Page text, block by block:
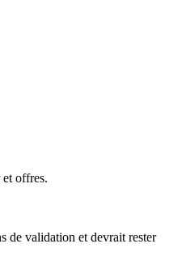
et offres.
de validation et devrait rester